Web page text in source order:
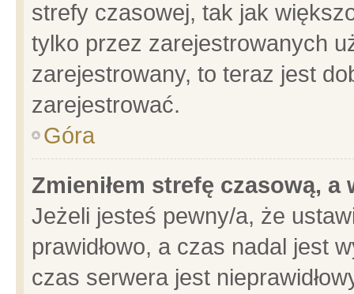
strefy czasowej, tak jak
tylko przez zarejestrowanych
zarejestrowany, to teraz jest
zarejestrować.
Góra
Zmieniłem strefę czasową,
Jeżeli jesteś pewny/a, że
prawidłowo, a czas nadal jest
czas serwera jest